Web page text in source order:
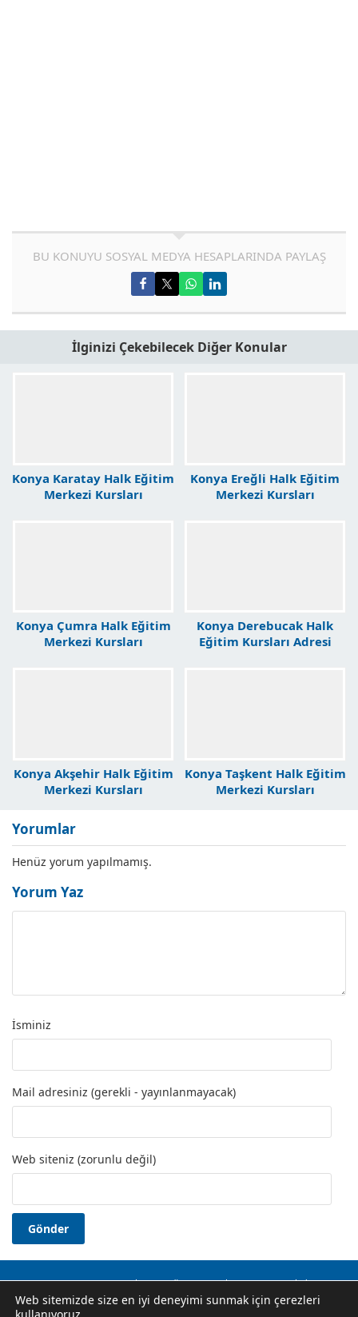
BU KONUYU SOSYAL MEDYA HESAPLARINDA PAYLAŞ
İlginizi Çekebilecek Diğer Konular
Konya Karatay Halk Eğitim
Merkezi Kursları
Konya Ereğli Halk Eğitim
Merkezi Kursları
Konya Çumra Halk Eğitim
Merkezi Kursları
Konya Derebucak Halk
Eğitim Kursları Adresi
Konya Akşehir Halk Eğitim
Merkezi Kursları
Konya Taşkent Halk Eğitim
Merkezi Kursları
Yorumlar
Henüz yorum yapılmamış.
Yorum Yaz
İsminiz
Mail adresiniz (gerekli - yayınlanmayacak)
Web siteniz (zorunlu değil)
Okuma Yazma Kursu Usta Öğretici Hakkında
İletişim
Gizlilik Politikası
Web sitemizde size en iyi deneyimi sunmak için çerezleri